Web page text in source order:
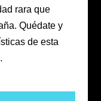
rara que
Quédate y
de esta